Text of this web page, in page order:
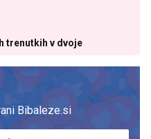
trenutkih v dvoje
Bibaleze.si